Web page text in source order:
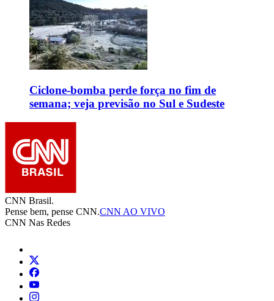
Ciclone-bomba perde força no fim de
semana; veja previsão no Sul e Sudeste
CNN Brasil.
Pense bem, pense CNN.CNN AO VIVO
CNN Nas Redes